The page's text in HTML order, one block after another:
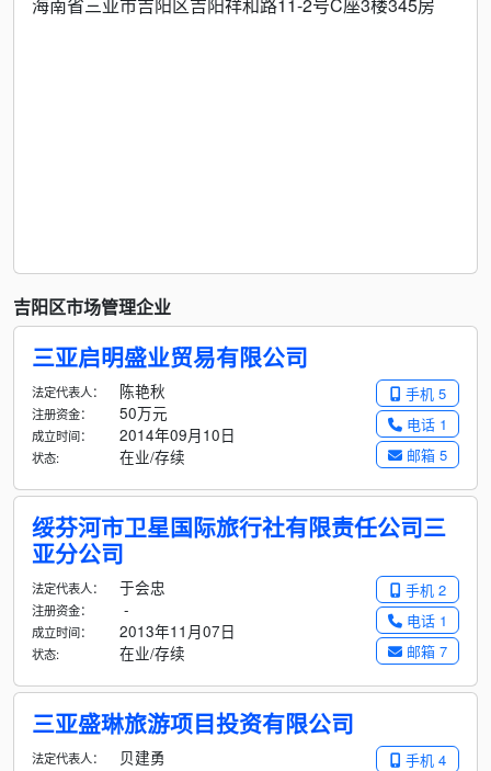
吉阳区市场管理企业
三亚启明盛业贸易有限公司
手机 5
电话 1
邮箱 5
法定代表人： 陈艳秋
注册资金： 50万元
成立时间： 2014年09月10日
状态: 在业/存续
绥芬河市卫星国际旅行社有限责任公司三
亚分公司
手机 2
电话 1
邮箱 7
法定代表人： 于会忠
注册资金： -
成立时间： 2013年11月07日
状态: 在业/存续
三亚盛琳旅游项目投资有限公司
手机 4
法定代表人： 贝建勇